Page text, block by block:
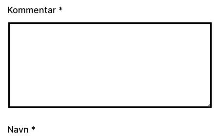
Kommentar *
Navn *